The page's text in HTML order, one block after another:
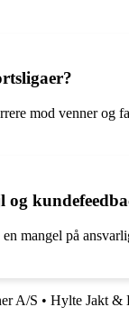
mod venner og
mangel på
A/S • Hylte Jakt &